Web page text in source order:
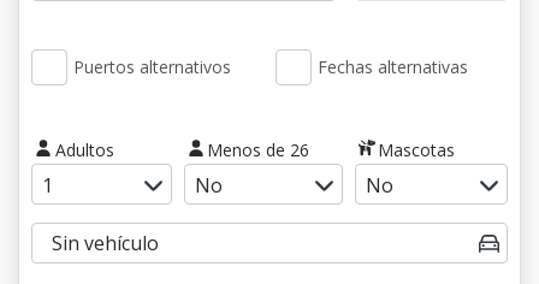
Puertos alternativos Fechas alternativas
Adultos Menos de 26 Mascotas